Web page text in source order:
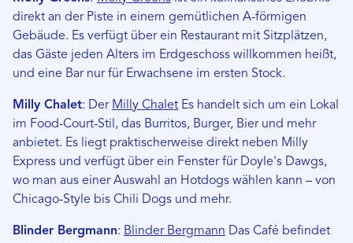
direkt an der Piste in einem gemütlichen A-förmigen
Gebäude. Es verfügt über ein Restaurant mit Sitzplätzen,
das Gäste jeden Alters im Erdgeschoss willkommen heißt,
und eine Bar nur für Erwachsene im ersten Stock.
Milly Chalet: Der Milly Chalet Es handelt sich um ein Lokal
im Food-Court-Stil, das Burritos, Burger, Bier und mehr
anbietet. Es liegt praktischerweise direkt neben Milly
Express und verfügt über ein Fenster für Doyle's Dawgs,
wo man aus einer Auswahl an Hotdogs wählen kann – von
Chicago-Style bis Chili Dogs und mehr.
Blinder Bergmann: Blinder Bergmann Das Café befindet